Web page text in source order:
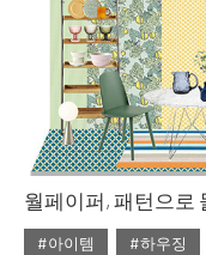
월페이퍼, 패턴으로
#아이템
#하우징